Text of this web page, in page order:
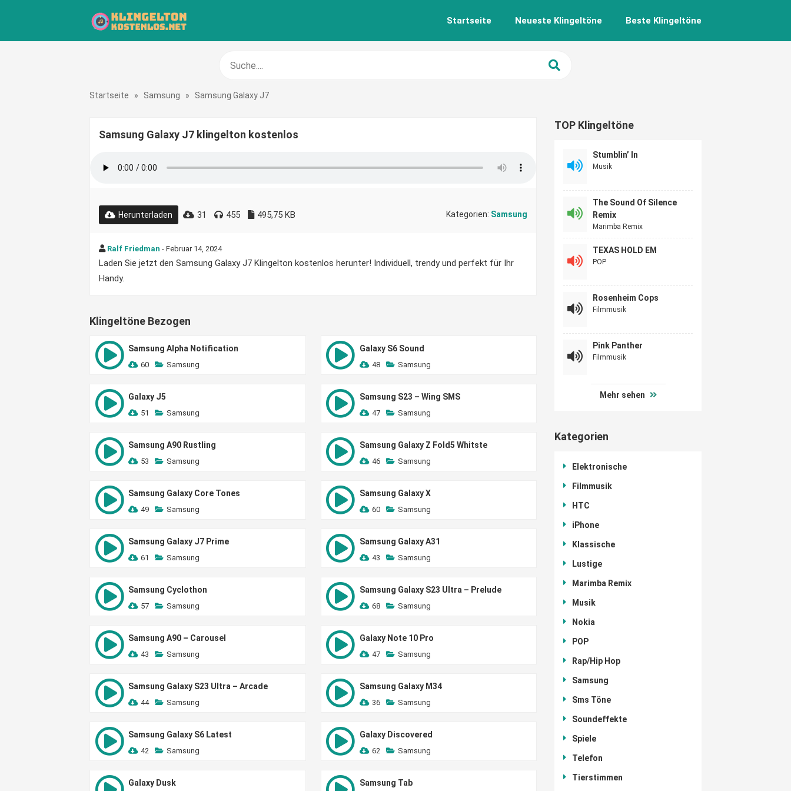
Startseite Neueste Klingeltöne Beste Klingeltöne
Startseite » Samsung » Samsung Galaxy J7
Samsung Galaxy J7 klingelton kostenlos
Herunterladen 31 455 495,75 KB Kategorien: Samsung
Ralf Friedman - Februar 14, 2024
Laden Sie jetzt den Samsung Galaxy J7 Klingelton kostenlos herunter! Individuell, trendy und perfekt für Ihr
Handy.
Klingeltöne Bezogen
Samsung Alpha Notification
60 Samsung
Galaxy S6 Sound
48 Samsung
Galaxy J5
51 Samsung
Samsung S23 – Wing SMS
47 Samsung
Samsung A90 Rustling
53 Samsung
Samsung Galaxy Z Fold5 Whitste
46 Samsung
Samsung Galaxy Core Tones
49 Samsung
Samsung Galaxy X
60 Samsung
Samsung Galaxy J7 Prime
61 Samsung
Samsung Galaxy A31
43 Samsung
Samsung Cyclothon
57 Samsung
Samsung Galaxy S23 Ultra – Prelude
68 Samsung
Samsung A90 – Carousel
43 Samsung
Galaxy Note 10 Pro
47 Samsung
Samsung Galaxy S23 Ultra – Arcade
44 Samsung
Samsung Galaxy M34
36 Samsung
Samsung Galaxy S6 Latest
42 Samsung
Galaxy Discovered
62 Samsung
Galaxy Dusk Samsung Tab
TOP Klingeltöne
Stumblin’ In
Musik
The Sound Of Silence
Remix
Marimba Remix
TEXAS HOLD EM
POP
Rosenheim Cops
Filmmusik
Pink Panther
Filmmusik
Mehr sehen
Kategorien
Elektronische
Filmmusik
HTC
iPhone
Klassische
Lustige
Marimba Remix
Musik
Nokia
POP
Rap/Hip Hop
Samsung
Sms Töne
Soundeffekte
Spiele
Telefon
Tierstimmen